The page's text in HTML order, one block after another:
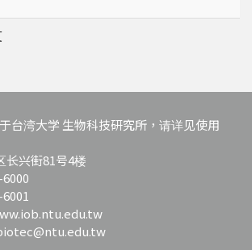
台湾大学 生物科技研究所，请详见使用
长兴街81号4楼